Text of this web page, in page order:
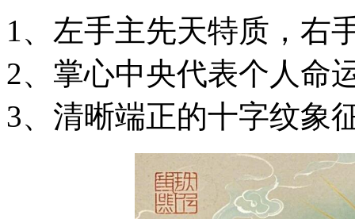
1、左手主先天特质，右
2、掌心中央代表个人命
3、清晰端正的十字纹象